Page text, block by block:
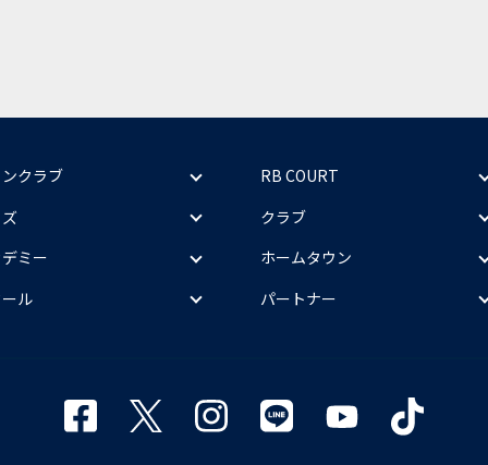
クラブ
ミー
ル
RB COURT
クラブ
ホームタウン
パートナー